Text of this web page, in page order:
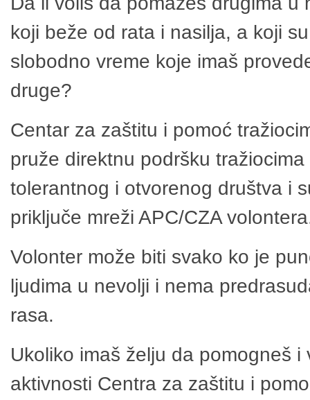
koji beže od rata i nasilja, a koji
slobodno vreme koje imaš
druge?
Centar za zaštitu i pomoć
pruže direktnu podršku
tolerantnog i otvorenog društva i
priključe mreži APC/CZA
Volonter može biti svako ko je
ljudima u nevolji i nema
rasa.
Ukoliko imaš želju da pomogneš
aktivnosti Centra za zaštitu i